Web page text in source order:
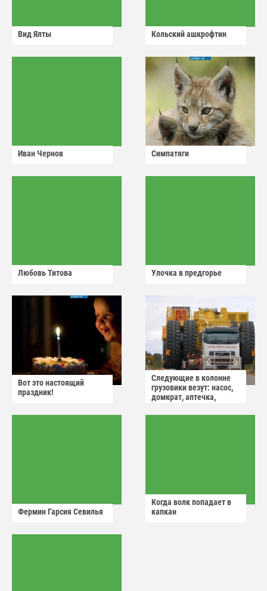
Вид Ялты Кольский ашкрофтин
Иван Чернов Симпатяги
Любовь Титова Улочка в предгорье
Вот это настоящий
праздник!
Следующие в колонне
грузовики везут: насос,
домкрат, аптечка,
Фермин Гарсия Севилья
Когда волк попадает в
капкан